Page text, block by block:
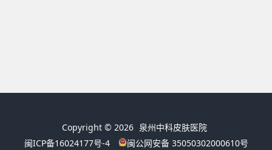
Copyright © 2026 泉州中科皮肤医院
闽ICP备16024177号-4
闽公网安备 35050302000610号